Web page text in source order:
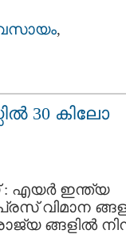
,
30 കിലോ
എയര്‍ ഇന്ത്യ
വിമാന
ങ്ങളില്‍